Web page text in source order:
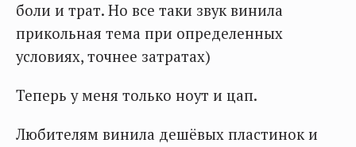
боли и трат. Но все таки звук винила
прикольная тема при определенных
условиях, точнее затратах)
Теперь у меня только ноут и цап.
Любителям винила дешёвых пластинок и